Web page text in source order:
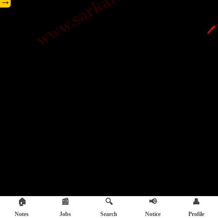
🖊️
🏠
Notes
📰
Jobs
🔍
Search
📢
Notice
👤
Profile